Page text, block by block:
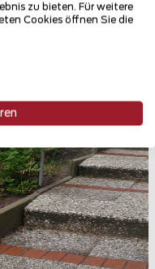
zu bieten. Für weitere
Cookies öffnen Sie die